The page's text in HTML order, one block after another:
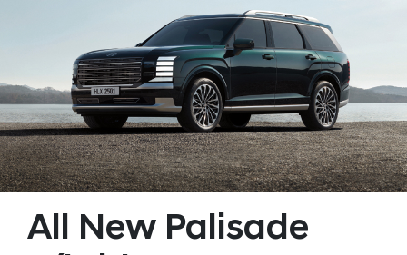
All New Palisade